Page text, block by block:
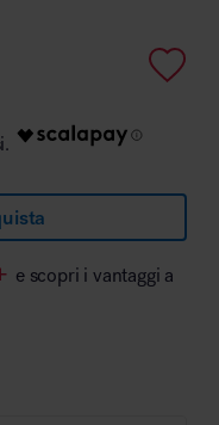
e scopri i vantaggi a